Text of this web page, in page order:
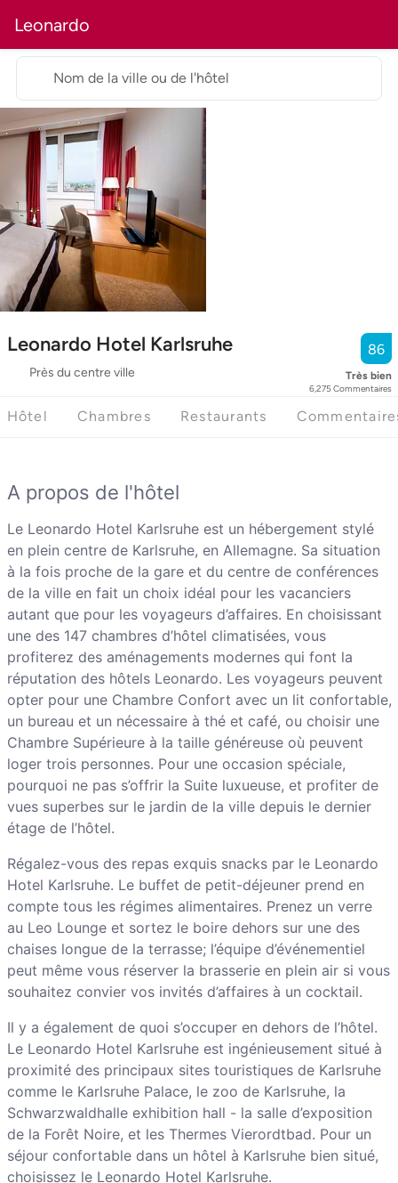
Leonardo
Leonardo Hotel Karlsruhe
Près du centre ville
86
Très bien
6,275Commentaires
Nom de la ville ou de l'hôtel
Hôtel Chambres Restaurants
A propos de l'hôtel
Le Leonardo Hotel Karlsruhe est un hébergement stylé
en plein centre de Karlsruhe, en Allemagne. Sa situation
à la fois proche de la gare et du centre de conférences
de la ville en fait un choix idéal pour les vacanciers
autant que pour les voyageurs d’affaires. En choisissant
une des 147 chambres d’hôtel climatisées, vous
profiterez des aménagements modernes qui font la
réputation des hôtels Leonardo. Les voyageurs peuvent
opter pour une Chambre Confort avec un lit confortable,
un bureau et un nécessaire à thé et café, ou choisir une
Chambre Supérieure à la taille généreuse où peuvent
loger trois personnes. Pour une occasion spéciale,
pourquoi ne pas s’offrir la Suite luxueuse, et profiter de
vues superbes sur le jardin de la ville depuis le dernier
étage de l’hôtel.
Régalez-vous des repas exquis snacks par le Leonardo
Hotel Karlsruhe. Le buffet de petit-déjeuner prend en
compte tous les régimes alimentaires. Prenez un verre
au Leo Lounge et sortez le boire dehors sur une des
chaises longue de la terrasse; l’équipe d’événementiel
peut même vous réserver la brasserie en plein air si vous
souhaitez convier vos invités d’affaires à un cocktail.
Il y a également de quoi s’occuper en dehors de l’hôtel.
Le Leonardo Hotel Karlsruhe est ingénieusement situé à
proximité des principaux sites touristiques de Karlsruhe
comme le Karlsruhe Palace, le zoo de Karlsruhe, la
Schwarzwaldhalle exhibition hall - la salle d’exposition
de la Forêt Noire, et les Thermes Vierordtbad. Pour un
séjour confortable dans un hôtel à Karlsruhe bien situé,
choisissez le Leonardo Hotel Karlsruhe.